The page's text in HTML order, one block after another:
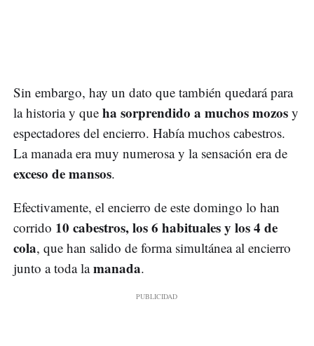
Sin embargo, hay un dato que también quedará para
la historia y que ha sorprendido a muchos mozos y
espectadores del encierro. Había muchos cabestros.
La manada era muy numerosa y la sensación era de
exceso de mansos.
Efectivamente, el encierro de este domingo lo han
corrido 10 cabestros, los 6 habituales y los 4 de
cola, que han salido de forma simultánea al encierro
junto a toda lamanada.